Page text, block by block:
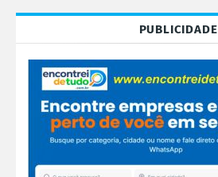
PUBLICIDADE